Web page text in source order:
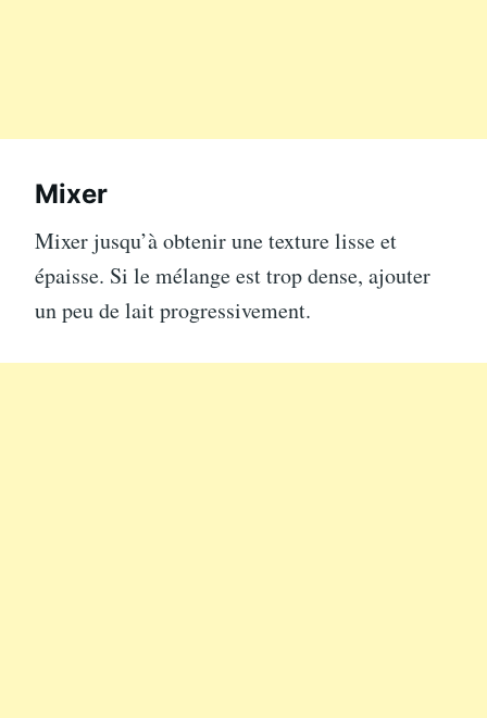
Mixer
Mixer jusqu’à obtenir une texture lisse et
épaisse. Si le mélange est trop dense, ajouter
un peu de lait progressivement.